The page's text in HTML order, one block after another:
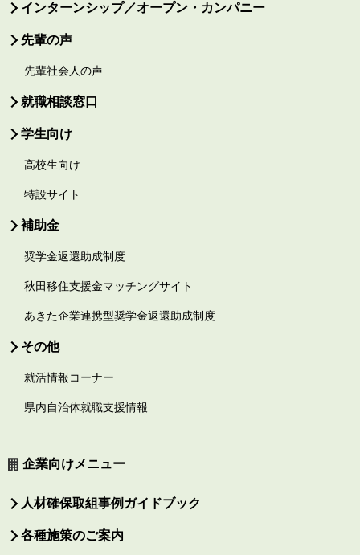
インターンシップ／オープン・カンパニー
先輩の声
先輩社会人の声
就職相談窓口
学生向け
高校生向け
特設サイト
補助金
奨学金返還助成制度
秋田移住支援金マッチングサイト
あきた企業連携型奨学金返還助成制度
その他
就活情報コーナー
県内自治体就職支援情報
企業向けメニュー
人材確保取組事例ガイドブック
各種施策のご案内